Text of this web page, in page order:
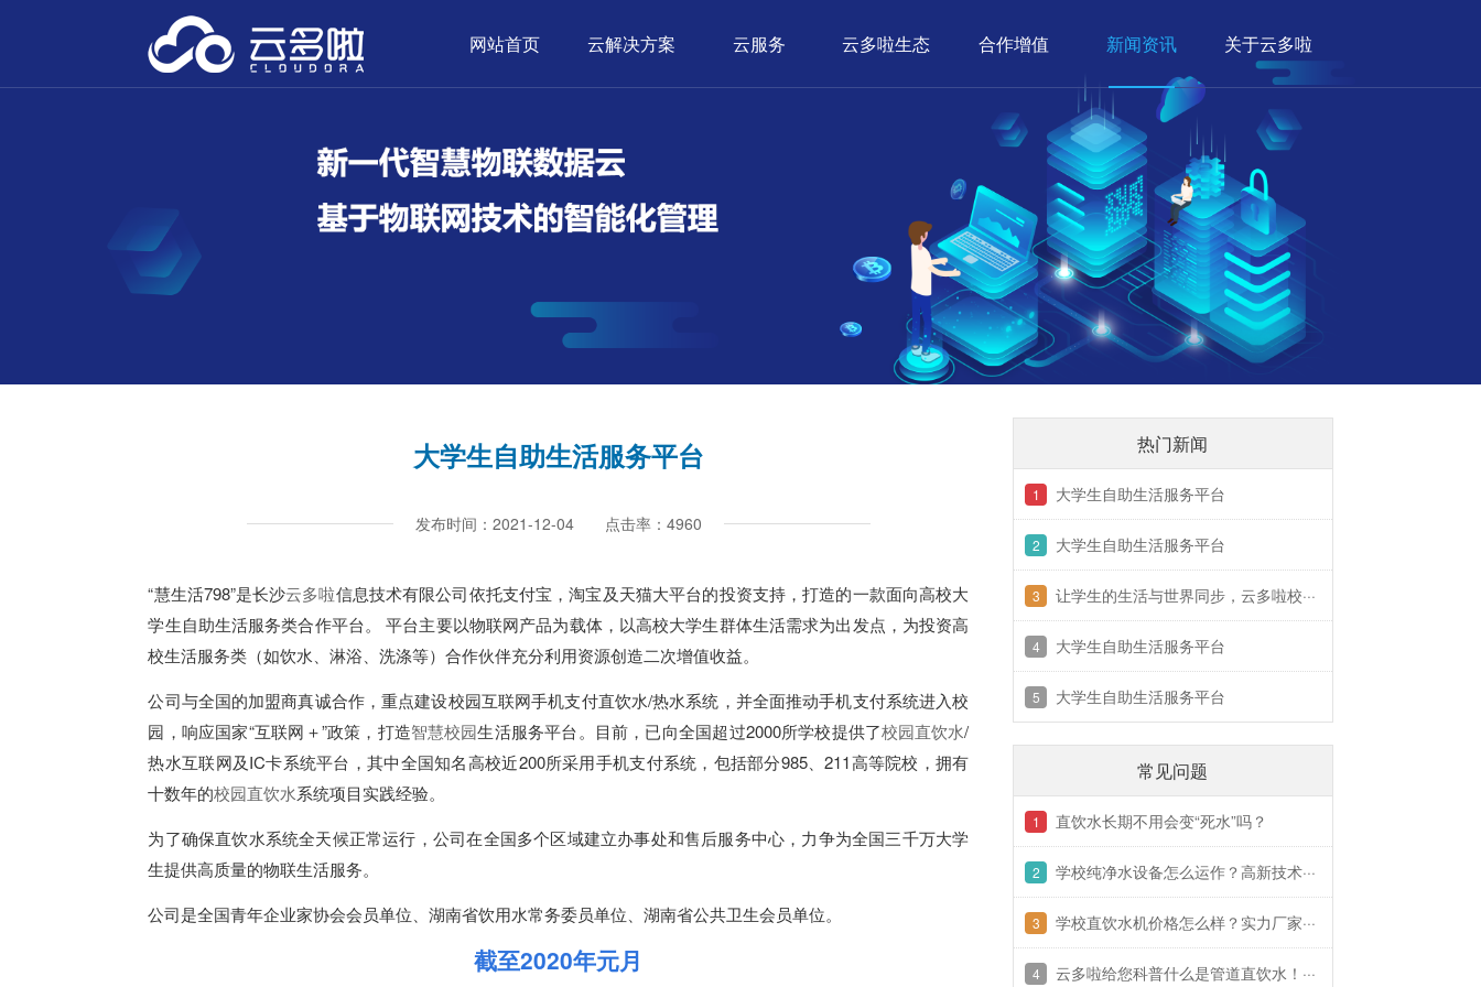
网站首页 云解决方案 云服务 云多啦生态 合作增值 新闻资讯 关于云多啦
大学生自助生活服务平台
发布时间：2021-12-04 点击率：4960
“慧生活798”是长沙云多啦信息技术有限公司依托支付宝，淘宝及天猫大平台的投资支持，打造的一款面向高校大
学生自助生活服务类合作平台。 平台主要以物联网产品为载体，以高校大学生群体生活需求为出发点，为投资高
校生活服务类（如饮水、淋浴、洗涤等）合作伙伴充分利用资源创造二次增值收益。
公司与全国的加盟商真诚合作，重点建设校园互联网手机支付直饮水/热水系统，并全面推动手机支付系统进入校
园，响应国家“互联网＋”政策，打造智慧校园生活服务平台。目前，已向全国超过2000所学校提供了校园直饮水/
热水互联网及IC卡系统平台，其中全国知名高校近200所采用手机支付系统，包括部分985、211高等院校，拥有
十数年的校园直饮水系统项目实践经验。
为了确保直饮水系统全天候正常运行，公司在全国多个区域建立办事处和售后服务中心，力争为全国三千万大学
生提供高质量的物联生活服务。
公司是全国青年企业家协会会员单位、湖南省饮用水常务委员单位、湖南省公共卫生会员单位。
截至2020年元月
热门新闻
1 大学生自助生活服务平台
2 大学生自助生活服务平台
3 让学生的生活与世界同步，云多啦校···
4 大学生自助生活服务平台
5 大学生自助生活服务平台
常见问题
1 直饮水长期不用会变“死水”吗？
2 学校纯净水设备怎么运作？高新技术···
3 学校直饮水机价格怎么样？实力厂家···
4 云多啦给您科普什么是管道直饮水！···